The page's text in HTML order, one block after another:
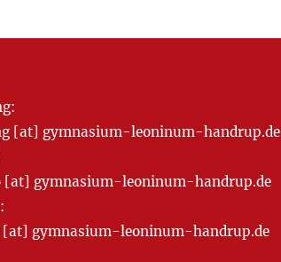
[at] gymnasium-leoninum-handrup.de
[at] gymnasium-leoninum-handrup.de
[at] gymnasium-leoninum-handrup.de